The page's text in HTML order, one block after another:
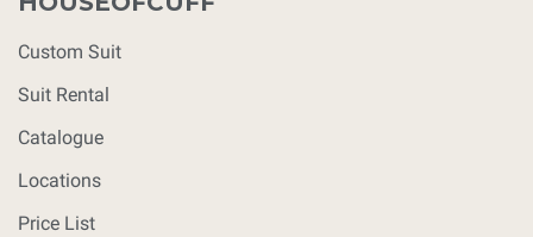
Custom Suit
Suit Rental
Catalogue
Locations
Price List